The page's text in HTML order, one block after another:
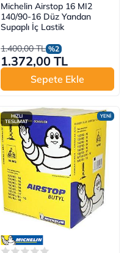
Michelin Airstop 16 MI2
140/90-16 Düz Yandan
Supaplı İç Lastik
1.400,00 TL %2
1.372,00 TL
Sepete Ekle
YENİ
HIZLI
TESLİMAT